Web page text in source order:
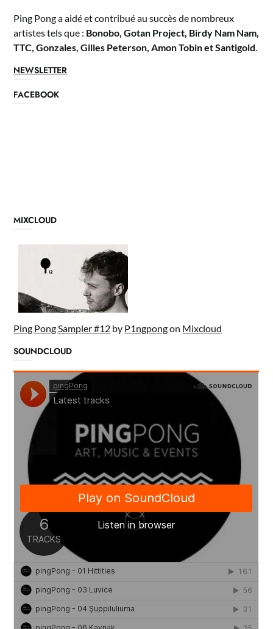
Ping Pong a aidé et contribué au succès de nombreux
artistes tels que : Bonobo, Gotan Project, Birdy Nam Nam,
TTC, Gonzales, Gilles Peterson, Amon Tobin et Santigold
NEWSLETTER
FACEBOOK
MIXCLOUD
Ping Pong Sampler #12 by P1ngpongon Mixcloud
SOUNDCLOUD